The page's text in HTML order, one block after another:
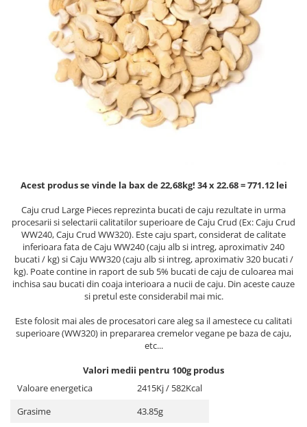
CREME ȘI PASTE TARTINABILE
CONDIMENTE
CEAIURI GRECEȘTI
CIOCOLATĂ ȘI CACAO
HEALTHY SNACKS
PRODUSE ROMÂNEȘTI
COSMETICE
REMEDII NATURISTE
TOATE PRODUSELE
Acest produs se vinde la bax de 22,68kg! 34 x 22.68 = 771.12 lei
Caju crud Large Pieces reprezinta bucati de caju rezultate in urma
procesarii si selectarii calitatilor superioare de Caju Crud (Ex: Caju Crud
WW240, Caju Crud WW320). Este caju spart, considerat de calitate
inferioara fata de Caju WW240 (caju alb si intreg, aproximativ 240
bucati / kg) si Caju WW320 (caju alb si intreg, aproximativ 320 bucati /
kg). Poate contine in raport de sub 5% bucati de caju de culoarea mai
inchisa sau bucati din coaja interioara a nucii de caju. Din aceste cauze
si pretul este considerabil mai mic.
Este folosit mai ales de procesatori care aleg sa il amestece cu calitati
superioare (WW320) in prepararea cremelor vegane pe baza de caju,
etc...
Valori medii pentru 100g produs
Valoare energetica
2415Kj / 582Kcal
Grasime
43.85g